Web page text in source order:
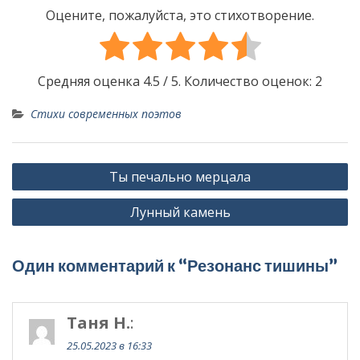
Оцените, пожалуйста, это стихотворение.
Средняя оценка 4.5 / 5. Количество оценок: 2
Стихи современных поэтов
Н
а
г
Ты печально мерцала
Лунный камень
Один комментарий к “Резонанс тишины”
Таня Н.:
25.05.2023 в 16:33